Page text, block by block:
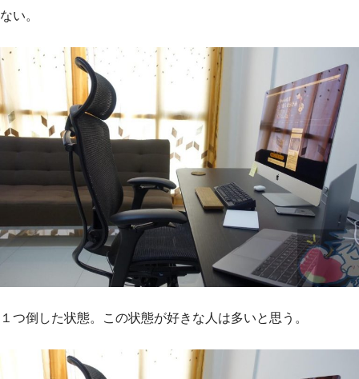
ない。
１つ倒した状態。この状態が好きな人は多いと思う。